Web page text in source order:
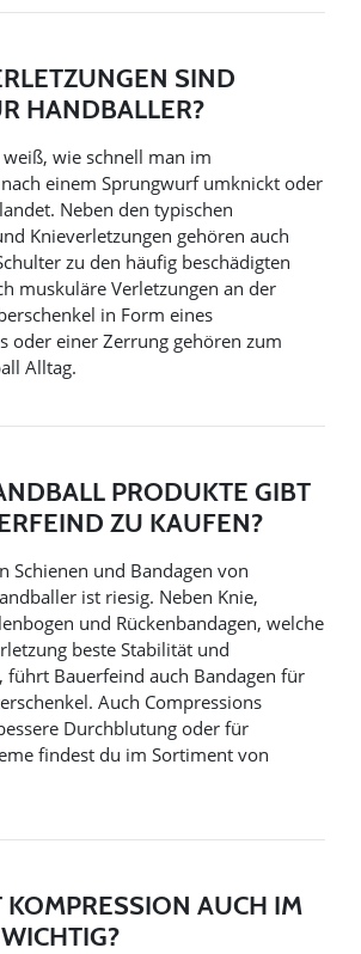
SIND
HANDBALLER?
weiß, wie schnell man im
einem Sprungwurf umknickt oder
Neben den typischen
Knieverletzungen gehören auch
zu den häufig beschädigten
muskuläre Verletzungen an der
in Form eines
oder einer Zerrung gehören zum
Alltag.
PRODUKTE GIBT
ZU KAUFEN?
Schienen und Bandagen von
ist riesig. Neben Knie,
und Rückenbandagen, welche
beste Stabilität und
führt Bauerfeind auch Bandagen für
Auch Compressions
Durchblutung oder für
findest du im Sortiment von
AUCH IM